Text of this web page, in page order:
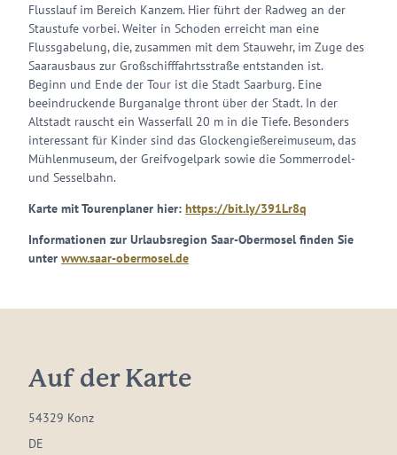
Flusslauf im Bereich Kanzem. Hier führt der Radweg an der
Staustufe vorbei. Weiter in Schoden erreicht man eine
Flussgabelung, die, zusammen mit dem Stauwehr, im Zuge des
Saarausbaus zur Großschifffahrtsstraße entstanden ist.
Beginn und Ende der Tour ist die Stadt Saarburg. Eine
beeindruckende Burganalge thront über der Stadt. In der
Altstadt rauscht ein Wasserfall 20 m in die Tiefe. Besonders
interessant für Kinder sind das Glockengießereimuseum, das
Mühlenmuseum, der Greifvogelpark sowie die Sommerrodel-
und Sesselbahn.
Karte mit Tourenplaner hier: https://bit.ly/391Lr8q
Informationen zur Urlaubsregion Saar-Obermosel finden Sie
unter www.saar-obermosel.de
Auf der Karte
54329 Konz
DE